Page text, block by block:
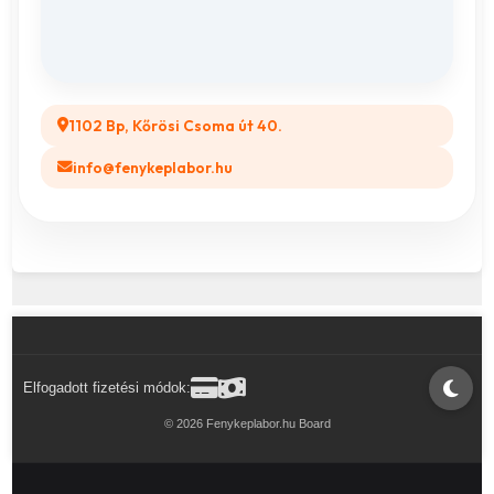
1102 Bp, Kőrösi Csoma út 40.
info@fenykeplabor.hu
Elfogadott fizetési módok:
© 2026 Fenykeplabor.hu Board